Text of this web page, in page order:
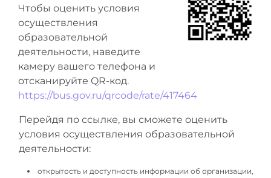
Чтобы оценить условия
осуществления
образовательной
деятельности, наведите
камеру вашего телефона и
отсканируйте QR-код.
https://bus.gov.ru/qrcode/rate/417464
Перейдя по ссылке, вы сможете оценить
условия осуществления образовательной
деятельности:
открытость и доступность информации об организации,